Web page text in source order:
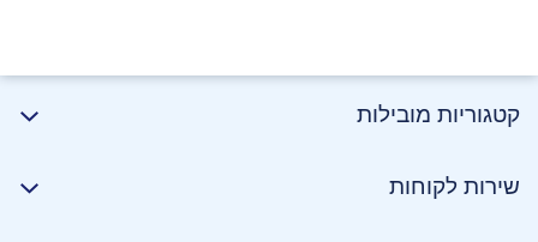
קטגוריות מובילות
שירות לקוחות